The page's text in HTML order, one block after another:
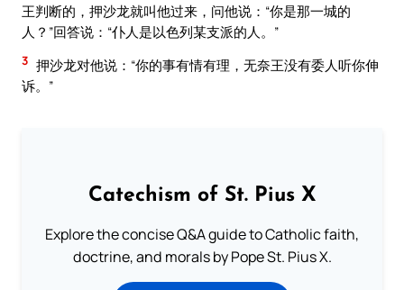
王判断的，押沙龙就叫他过来，问他说：“你是那一城的
人？”回答说：“仆人是以色列某支派的人。”
3 押沙龙对他说：“你的事有情有理，无奈王没有委人听你伸
诉。”
Catechism of St. Pius X
Explore the concise Q&A guide to Catholic faith,
doctrine, and morals by Pope St. Pius X.